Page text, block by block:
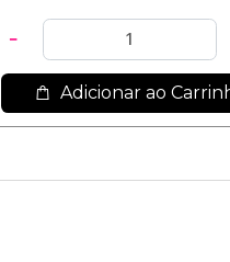
Adicionar ao